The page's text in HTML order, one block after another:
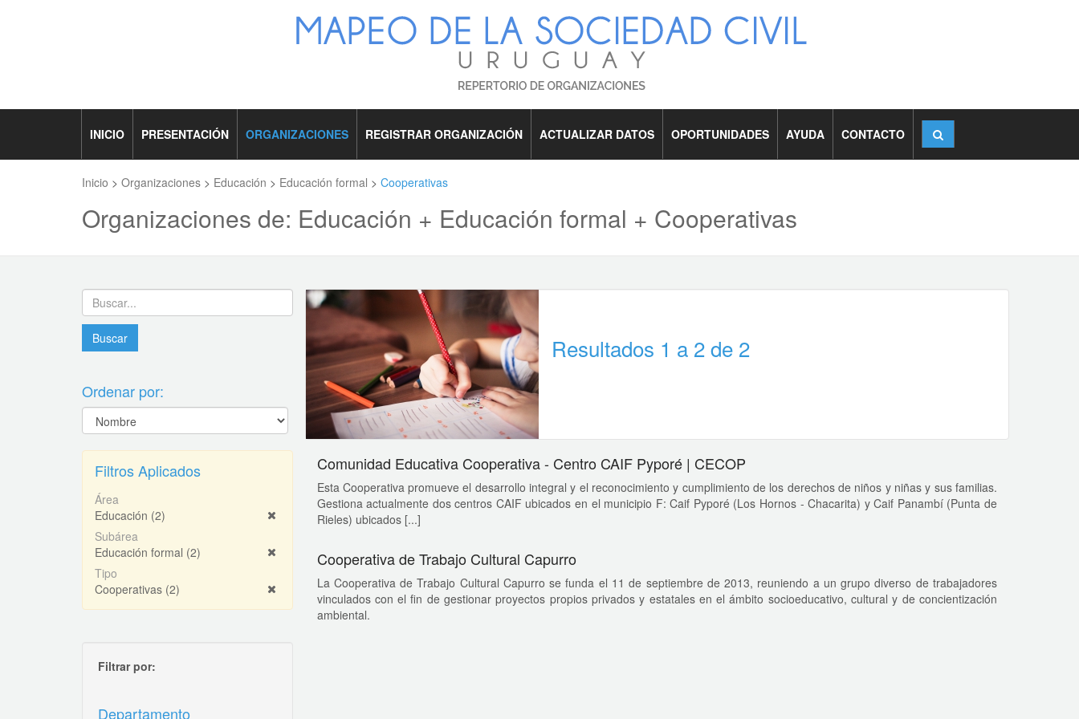
INICIO PRESENTACIÓN ORGANIZACIONES REGISTRAR ORGANIZACIÓN ACTUALIZAR DATOS OPORTUNIDADES AYUDA CONTACTO
Inicio > Organizaciones > Educación > Educación formal > Cooperativas
Organizaciones de: Educación + Educación formal + Cooperativas
Ordenar por:
Filtros Aplicados
Área
Educación (2)
Subárea
Educación formal (2)
Tipo
Cooperativas (2)
Filtrar por:
Departamento
Resultados 1 a 2 de 2
Comunidad Educativa Cooperativa - Centro CAIF Pyporé | CECOP
Esta Cooperativa promueve el desarrollo integral y el reconocimiento y cumplimiento de los derechos de niños y niñas y sus familias.
Gestiona actualmente dos centros CAIF ubicados en el municipio F: Caif Pyporé (Los Hornos - Chacarita) y Caif Panambí (Punta de
Rieles) ubicados [...]
Cooperativa de Trabajo Cultural Capurro
La Cooperativa de Trabajo Cultural Capurro se funda el 11 de septiembre de 2013, reuniendo a un grupo diverso de trabajadores
vinculados con el fin de gestionar proyectos propios privados y estatales en el ámbito socioeducativo, cultural y de concientización
ambiental.